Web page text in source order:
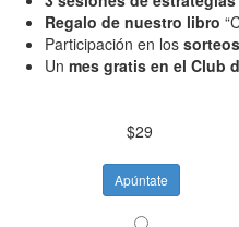
Regalo de nuestro libro
Participación en los
Unmes gratis en el Club
$29
Apúntate